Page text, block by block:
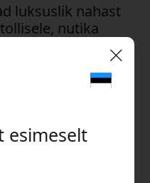
luksuslik nahast
nutika
ja
esimeselt